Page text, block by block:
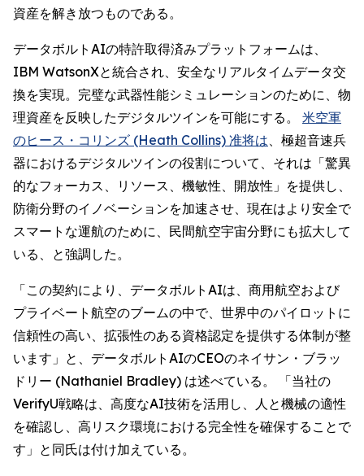
資産を解き放つものである。
データボルトAIの特許取得済みプラットフォームは、
IBM WatsonXと統合され、安全なリアルタイムデータ交
換を実現。完璧な武器性能シミュレーションのために、物
理資産を反映したデジタルツインを可能にする。 米空軍
のヒース・コリンズ (Heath Collins) 准将は、極超音速兵
器におけるデジタルツインの役割について、それは「驚異
的なフォーカス、リソース、機敏性、開放性」を提供し、
防衛分野のイノベーションを加速させ、現在はより安全で
スマートな運航のために、民間航空宇宙分野にも拡大して
いる、と強調した。
「この契約により、データボルトAIは、商用航空および
プライベート航空のブームの中で、世界中のパイロットに
信頼性の高い、拡張性のある資格認定を提供する体制が整
います」と、データボルトAIのCEOのネイサン・ブラッ
ドリー (Nathaniel Bradley) は述べている。 「当社の
VerifyU戦略は、高度なAI技術を活用し、人と機械の適性
を確認し、高リスク環境における完全性を確保することで
す」と同氏は付け加えている。